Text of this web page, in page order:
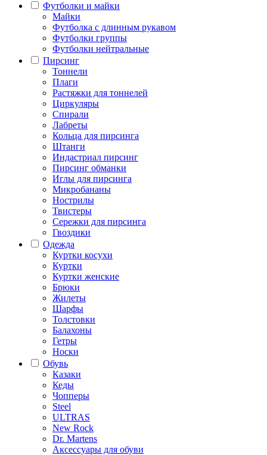
Футболки и майки
Майки
Футболка с длинным рукавом
Футболки группы
Футболки нейтральные
Пирсинг
Тоннели
Плаги
Растяжки для тоннелей
Циркуляры
Спирали
Лабреты
Кольца для пирсинга
Штанги
Индастриал пирсинг
Пирсинг обманки
Иглы для пирсинга
Микробананы
Нострилы
Твистеры
Сережки для пирсинга
Гвоздики
Одежда
Куртки косухи
Куртки
Куртки женские
Брюки
Жилеты
Шарфы
Толстовки
Балахоны
Гетры
Носки
Обувь
Казаки
Кеды
Чопперы
Steel
ULTRAS
New Rock
Dr. Martens
Аксессуары для обуви